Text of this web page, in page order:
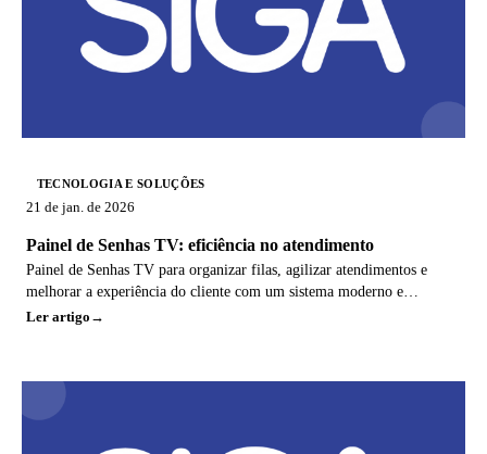
TECNOLOGIA E SOLUÇÕES
21 de jan. de 2026
Painel de Senhas TV: eficiência no atendimento
Painel de Senhas TV para organizar filas, agilizar atendimentos e
melhorar a experiência do cliente com um sistema moderno e
eficiente.
Ler artigo